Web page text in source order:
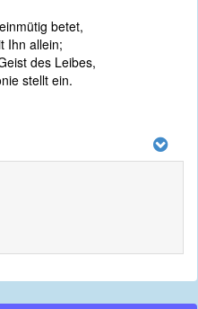
betet,
Ihn allein;
des Leibes,
stellt ein.